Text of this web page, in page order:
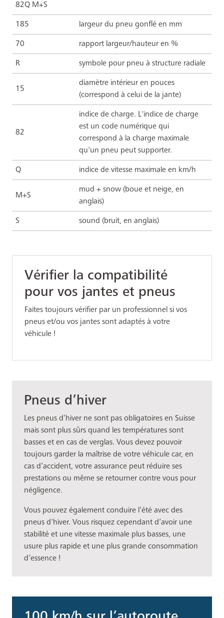
82Q M+S
185 largeur du pneu gonflé en mm
70 rapport largeur/hauteur en %
R symbole pour pneu à structure radiale
15
diamètre intérieur en pouces
(correspond à celui de la jante)
82
indice de charge. L'indice de charge
est un code numérique qui
correspond à la charge maximale
qu'un pneu peut supporter.
Q indice de vitesse maximale en km/h
M+S
mud + snow (boue et neige, en
anglais)
S sound (bruit, en anglais)
Vérifier la compatibilité
pour vos jantes et pneus
Faites toujours vérifier par un professionnel si vos
pneus et/ou vos jantes sont adaptés à votre
véhicule !
Pneus d’hiver
Les pneus d’hiver ne sont pas obligatoires en Suisse
mais sont plus sûrs quand les températures sont
basses et en cas de verglas. Vous devez pouvoir
toujours garder la maîtrise de votre véhicule car, en
cas d’accident, votre assurance peut réduire ses
prestations ou même se retourner contre vous pour
négligence.
Vous pouvez également conduire l’été avec des
pneus d'hiver. Vous risquez cependant d’avoir une
stabilité et une vitesse maximale plus basses, une
usure plus rapide et une plus grande consommation
d’essence !